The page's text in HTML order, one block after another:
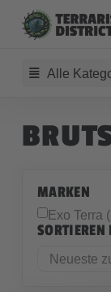
Alle
MARKEN
Exo Terra
SORTIEREN